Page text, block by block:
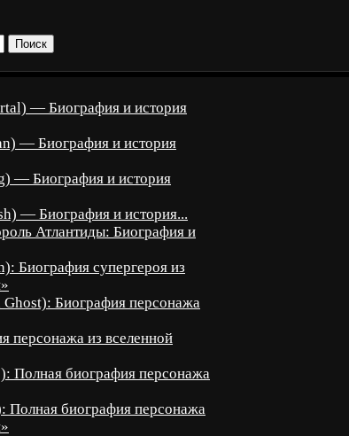
Поиск
— Биография и история
— Биография и история
— Биография и история
— Биография и история...
Атлантиды: Биография и
Биография супергероя из
Биография персонажа
персонажа из вселенной
Полная биография персонажа
биография персонажа